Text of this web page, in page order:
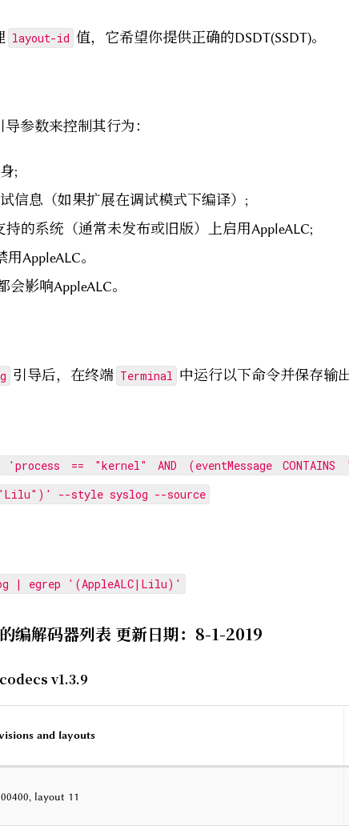
layout-id 值，它希望你提供正确的DSDT(SSDT)。
参数来控制其行为：
;
信息（如果扩展在调试模式下编译）;
持的系统（通常未发布或旧版）上启用AppleALC;
AppleALC。
会影响AppleALC。
引导后，在终端 Terminal 中运行以下命令并保存输出
== "kernel" AND (eventMessage CONTAINS
"Lilu")' --style syslog --source
| egrep '(AppleALC|Lilu)'
编解码器列表 更新日期：8-1-2019
v1.3.9
and layouts
layout 11